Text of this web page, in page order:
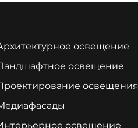
освещение
освещение
освещения
освещение